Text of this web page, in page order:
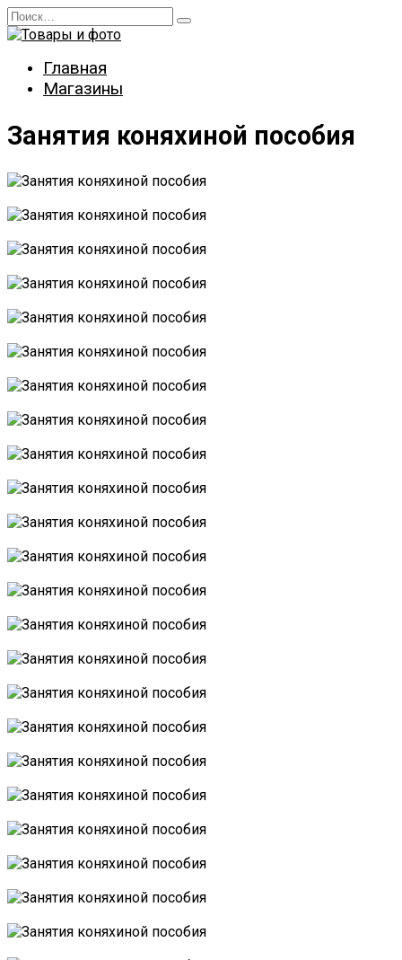
Перейти
к
Search
for:
Главная
Магазины
Занятия коняхиной пособия